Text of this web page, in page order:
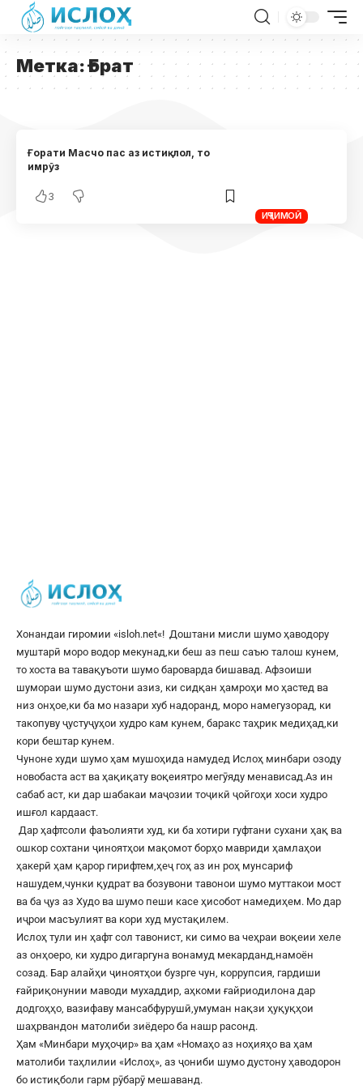
Метка:Ғорат
ИҶТИМОӢ
Ғорати Масчо пас аз истиқлол, то
имрӯз
3
Хонандаи гиромии «isloh.net«! Доштани мисли шумо ҳаводору
муштарӣ моро водор мекунад,ки беш аз пеш саъю талош кунем,
то хоста ва тавақуъоти шумо бароварда бишавад. Афзоиши
шумораи шумо дустони азиз, ки сидқан ҳамроҳи мо ҳастед ва
низ онҳое,ки ба мо назари хуб надоранд, моро намегузорад, ки
такопуву ҷустуҷуҳои худро кам кунем, баракс таҳрик медиҳад,ки
кори бештар кунем.
Чуноне худи шумо ҳам мушоҳида намудед Ислоҳ минбари озоду
новобаста аст ва ҳақиқату воқеиятро мегӯяду менависад.Аз ин
сабаб аст, ки дар шабакаи маҷозии тоҷикӣ ҷойгоҳи хоси худро
ишғол кардааст.
Дар ҳафтсоли фаъолияти худ, ки ба хотири гуфтани сухани ҳақ ва
ошкор сохтани ҷиноятҳои мақомот борҳо мавриди ҳамлаҳои
ҳакерӣ ҳам қарор гирифтем,ҳеҷ гоҳ аз ин роҳ мунсариф
нашудем,чунки қудрат ва бозувони тавонои шумо муттакои мост
ва ба ҷуз аз Худо ва шумо пеши касе ҳисобот намедиҳем. Мо дар
иҷрои масъулият ва кори худ мустақилем.
Ислоҳ тули ин ҳафт сол тавонист, ки симо ва чеҳраи воқеии хеле
аз онҳоеро, ки худро дигаргуна вонамуд мекарданд,намоён
созад. Бар алайҳи ҷиноятҳои бузрге чун, коррупсия, гардиши
ғайриқонунии маводи мухаддир, аҳкоми ғайриодилона дар
додгоҳҳо, вазифаву мансабфурушӣ,умуман нақзи ҳуқуқҳои
шаҳрвандон матолиби зиёдеро ба нашр расонд.
Ҳам «Минбари муҳоҷир» ва ҳам «Номаҳо аз ноҳияҳо ва ҳам
матолиби таҳлилии «Ислоҳ», аз ҷониби шумо дустону ҳаводорон
бо истиқболи гарм рӯбарӯ мешаванд.